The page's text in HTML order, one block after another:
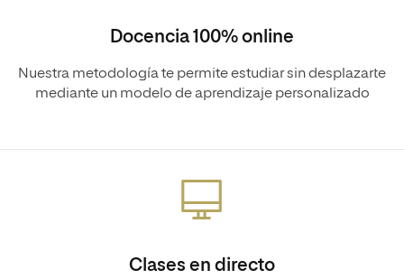
Docencia 100% online
Nuestra metodología te permite estudiar sin desplazarte
mediante un modelo de aprendizaje personalizado
Clases en directo